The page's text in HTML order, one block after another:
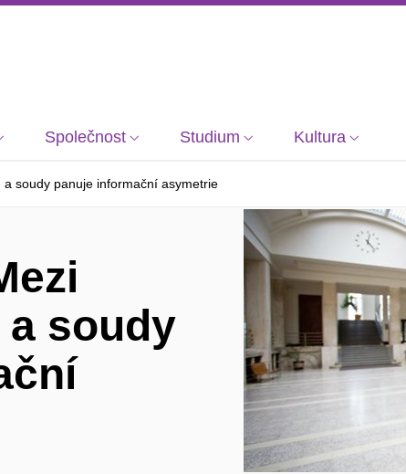
Společnost Studium Kultura
soudy panuje informační asymetrie
soudy